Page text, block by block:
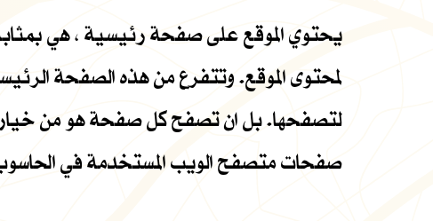
يحتوي الموقع على صفحة رئيسية ، هي
لمحتوى الموقع. وتتفرع من هذه الصفحة
لتصفحها. بل ان تصفح كل صفحة هو من خيار
صفحات متصفح الويب المستخدمة في